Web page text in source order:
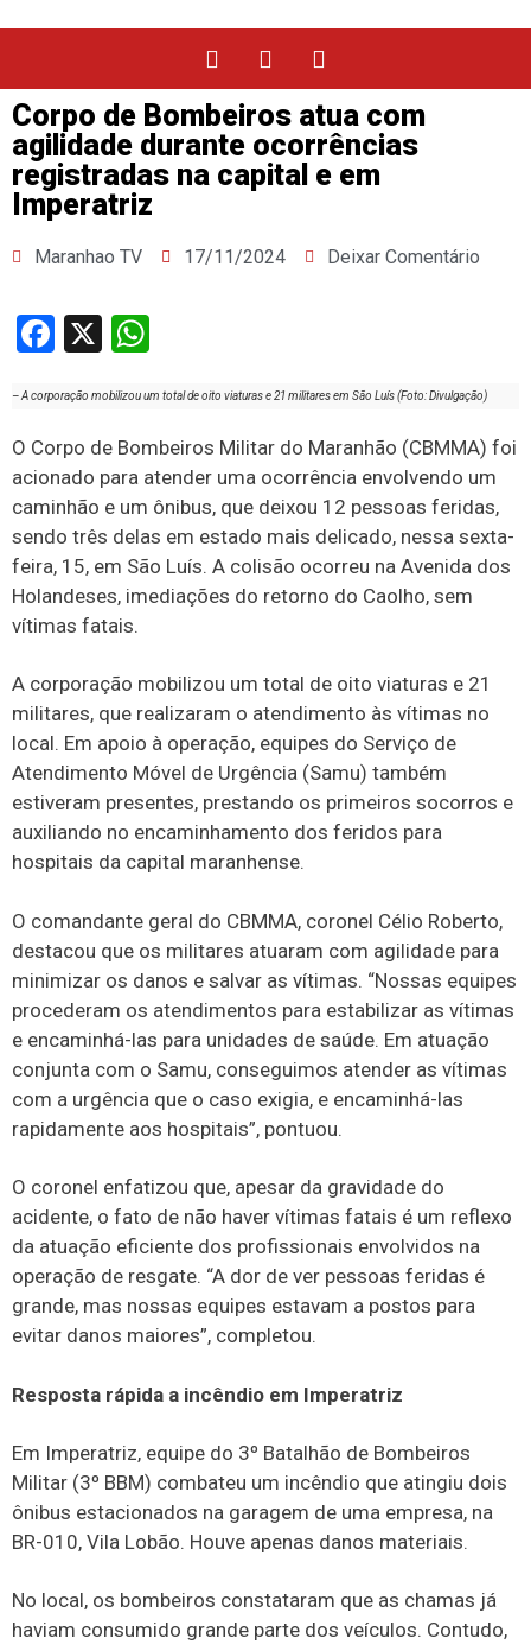
Corpo de Bombeiros atua com
agilidade durante ocorrências
registradas na capital e em
Imperatriz
Maranhao TV 17/11/2024 Deixar Comentário
Facebook
X
– A corporação mobilizou um total de oito viaturas e 21 militares em São Luís (Foto: Divulgação)
O Corpo de Bombeiros Militar do Maranhão (CBMMA) foi
acionado para atender uma ocorrência envolvendo um
caminhão e um ônibus, que deixou 12 pessoas feridas,
sendo três delas em estado mais delicado, nessa sexta-
feira, 15, em São Luís. A colisão ocorreu na Avenida dos
Holandeses, imediações do retorno do Caolho, sem
vítimas fatais.
A corporação mobilizou um total de oito viaturas e 21
militares, que realizaram o atendimento às vítimas no
local. Em apoio à operação, equipes do Serviço de
Atendimento Móvel de Urgência (Samu) também
estiveram presentes, prestando os primeiros socorros e
auxiliando no encaminhamento dos feridos para
hospitais da capital maranhense.
O comandante geral do CBMMA, coronel Célio Roberto,
destacou que os militares atuaram com agilidade para
minimizar os danos e salvar as vítimas. “Nossas equipes
procederam os atendimentos para estabilizar as vítimas
e encaminhá-las para unidades de saúde. Em atuação
conjunta com o Samu, conseguimos atender as vítimas
com a urgência que o caso exigia, e encaminhá-las
rapidamente aos hospitais”, pontuou.
O coronel enfatizou que, apesar da gravidade do
acidente, o fato de não haver vítimas fatais é um reflexo
da atuação eficiente dos profissionais envolvidos na
operação de resgate. “A dor de ver pessoas feridas é
grande, mas nossas equipes estavam a postos para
evitar danos maiores”, completou.
Resposta rápida a incêndio em Imperatriz
Em Imperatriz, equipe do 3º Batalhão de Bombeiros
Militar (3º BBM) combateu um incêndio que atingiu dois
ônibus estacionados na garagem de uma empresa, na
BR-010, Vila Lobão. Houve apenas danos materiais.
No local, os bombeiros constataram que as chamas já
haviam consumido grande parte dos veículos. Contudo,